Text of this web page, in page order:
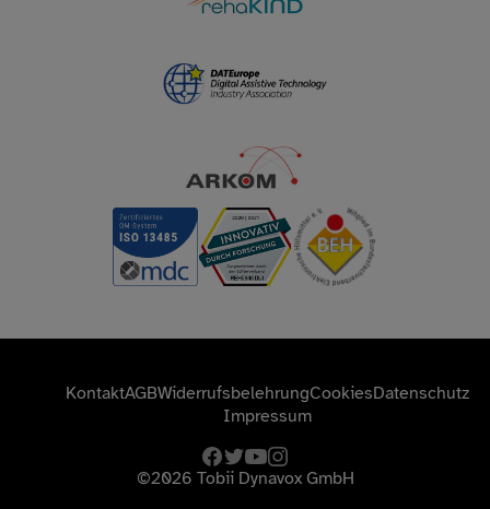
KontaktAGBWiderrufsbelehrungCookiesDatenschutz
Impressum
facebook
twitteryoutube
©2026 Tobii Dynavox GmbH